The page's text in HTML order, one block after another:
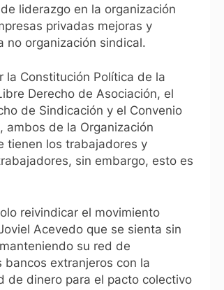
liderazgo en la organización
privadas mejoras y
no organización sindical.
la Constitución Política de la
Derecho de Asociación, el
de Sindicación y el Convenio
ambos de la Organización
tienen los trabajadores y
sin embargo, esto es
reivindicar el movimiento
Acevedo que se sienta sin
su red de
bancos extranjeros con la
de dinero para el pacto colectivo